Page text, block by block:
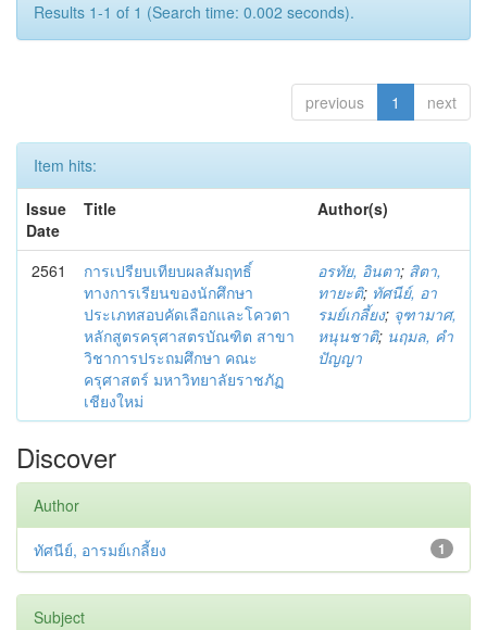
Results 1-1 of 1 (Search time: 0.002 seconds).
previous 1 next
Item hits:
Issue
Date
Title Author(s)
2561
การเปรียบเทียบผลสัมฤทธิ์
ทางการเรียนของนักศึกษา
ประเภทสอบคัดเลือกและโควตา
หลักสูตรครุศาสตรบัณฑิต สาขา
วิชาการประถมศึกษา คณะ
ครุศาสตร์ มหาวิทยาลัยราชภัฏ
เชียงใหม่
อรทัย, อินตา; สิตา,
ทายะติ; ทัศนีย์, อา
รมย์เกลี้ยง; จุฑามาศ,
หนุนชาติ; นฤมล, คำ
ปัญญา
Discover
Author
1
ทัศนีย์, อารมย์เกลี้ยง
Subject